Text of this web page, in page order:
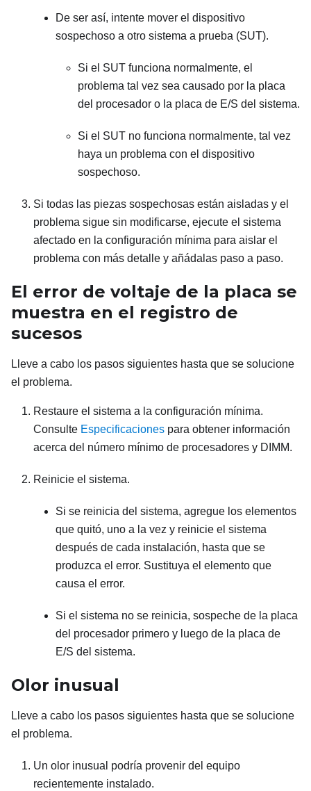
De ser así, intente mover el dispositivo
sospechoso a otro sistema a prueba (SUT).
Si el SUT funciona normalmente, el
problema tal vez sea causado por la placa
del procesador o la placa de E/S del sistema.
Si el SUT no funciona normalmente, tal vez
haya un problema con el dispositivo
sospechoso.
Si todas las piezas sospechosas están aisladas y el
problema sigue sin modificarse, ejecute el sistema
afectado en la configuración mínima para aislar el
problema con más detalle y añádalas paso a paso.
El error de voltaje de la placa se
muestra en el registro de
sucesos
Lleve a cabo los pasos siguientes hasta que se solucione
el problema.
Restaure el sistema a la configuración mínima.
Consulte Especificaciones para obtener información
acerca del número mínimo de procesadores y DIMM.
Reinicie el sistema.
Si se reinicia del sistema, agregue los elementos
que quitó, uno a la vez y reinicie el sistema
después de cada instalación, hasta que se
produzca el error. Sustituya el elemento que
causa el error.
Si el sistema no se reinicia, sospeche de la placa
del procesador primero y luego de la placa de
E/S del sistema.
Olor inusual
Lleve a cabo los pasos siguientes hasta que se solucione
el problema.
Un olor inusual podría provenir del equipo
recientemente instalado.